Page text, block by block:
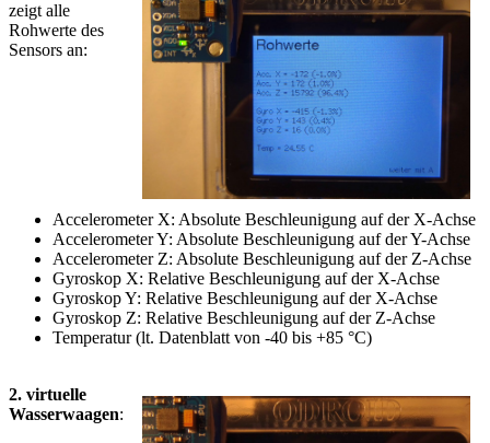
zeigt alle
Rohwerte des
Sensors an:
Accelerometer X: Absolute Beschleunigung auf der X-Achse
Accelerometer Y: Absolute Beschleunigung auf der Y-Achse
Accelerometer Z: Absolute Beschleunigung auf der Z-Achse
Gyroskop X: Relative Beschleunigung auf der X-Achse
Gyroskop Y: Relative Beschleunigung auf der X-Achse
Gyroskop Z: Relative Beschleunigung auf der Z-Achse
Temperatur (lt. Datenblatt von -40 bis +85 °C)
2. virtuelle
Wasserwaagen: